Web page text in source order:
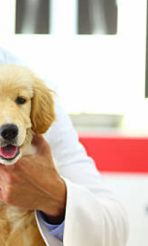
Exame
Exame para
Exame
Laserterapia
Laserterapia
Laserterapia
Limpeza de
Limpeza de